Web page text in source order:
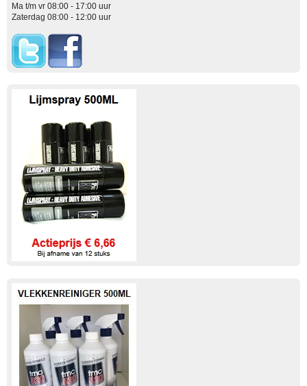
Ma t/m vr 08:00 - 17:00 uur
Zaterdag 08:00 - 12:00 uur